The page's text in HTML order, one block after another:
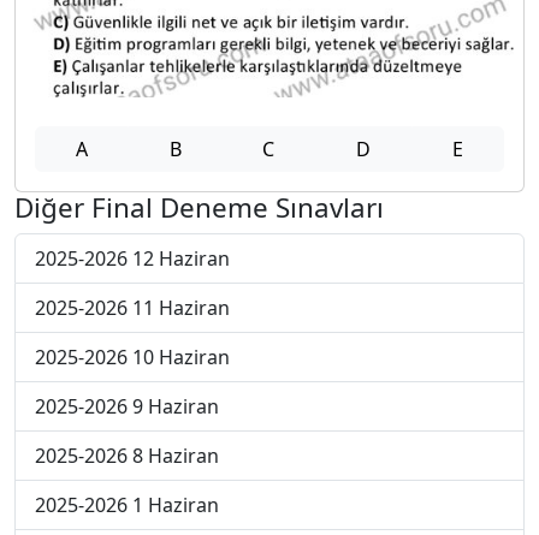
A B C D E
Diğer Final Deneme Sınavları
2025-2026 12 Haziran
2025-2026 11 Haziran
2025-2026 10 Haziran
2025-2026 9 Haziran
2025-2026 8 Haziran
2025-2026 1 Haziran